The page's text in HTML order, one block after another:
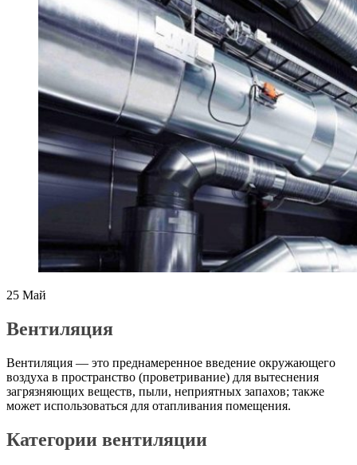
25 Май
Вентиляция
Вентиляция — это преднамеренное введение окружающего
воздуха в пространство (проветривание) для вытеснения
загрязняющих веществ, пыли, неприятных запахов; также
может использоваться для отапливания помещения.
Категории вентиляции